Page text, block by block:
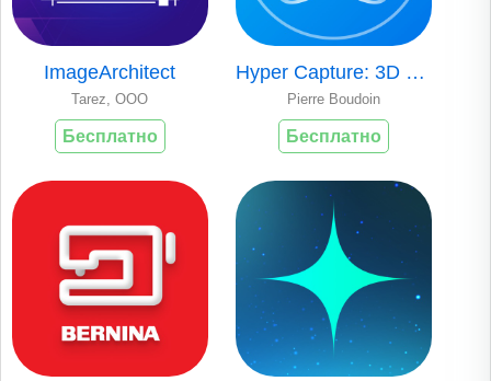
ImageArchitect
Tarez, OOO
Бесплатно
Hyper Capture: 3D Object Scan
Pierre Boudoin
Бесплатно